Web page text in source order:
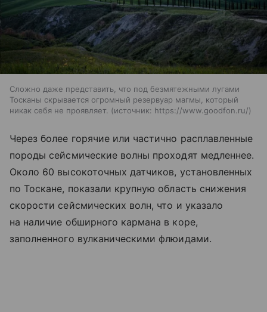
Сложно даже представить, что под безмятежными лугами
Тосканы скрывается огромный резервуар магмы, который
никак себя не проявляет.
источник: https://www.goodfon.ru/
Через более горячие или частично расплавленные
породы сейсмические волны проходят медленнее.
Около 60 высокоточных датчиков, установленных
по Тоскане, показали крупную область снижения
скорости сейсмических волн, что и указало
на наличие обширного кармана в коре,
заполненного вулканическими флюидами.